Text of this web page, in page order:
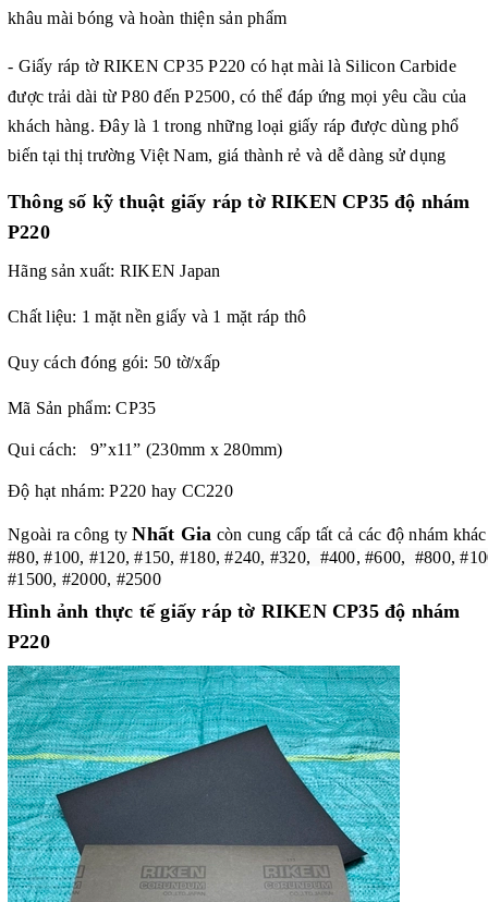
khâu mài bóng và hoàn thiện sản phẩm
- Giấy ráp tờ RIKEN CP35 P220 có hạt mài là Silicon Carbide
được trải dài từ P80 đến P2500, có thể đáp ứng mọi yêu cầu của
khách hàng. Đây là 1 trong những loại giấy ráp được dùng phổ
biến tại thị trường Việt Nam, giá thành rẻ và dễ dàng sử dụng
Thông số kỹ thuật giấy ráp tờ RIKEN CP35 độ nhám
P220
Hãng sản xuất: RIKEN Japan
Chất liệu: 1 mặt nền giấy và 1 mặt ráp thô
Quy cách đóng gói: 50 tờ/xấp
Mã Sản phẩm: CP35
Qui cách: 9”x11” (230mm x 280mm)
Độ hạt nhám: P220 hay CC220
Ngoài ra công tyNhất Gia còn cung cấp tất cả các độ nhám
#80, #100, #120, #150, #180, #240, #320, #400, #600, #800,
#1500, #2000, #2500
Hình ảnh thực tếgiấy ráp tờ RIKEN CP35 độ nhám
P220